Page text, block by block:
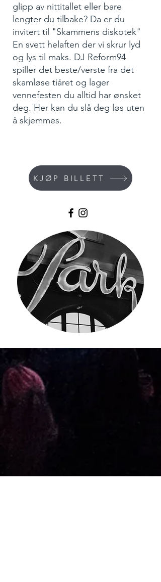
glipp av nittitallet eller bare
lengter du tilbake? Da er du
invitert til "Skammens diskotek"
En svett helaften der vi skrur lyd
og lys til maks. DJ Reform94
spiller det beste/verste fra det
skamløse tiåret og lager
vennefesten du alltid har ønsket
deg. Her kan du slå deg løs uten
å skjemmes.
KJØP BILLETT